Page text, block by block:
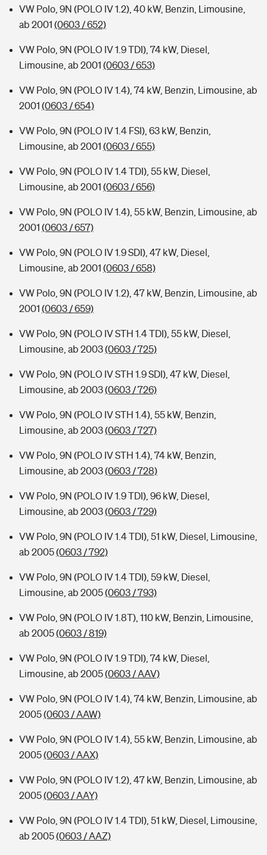
VW Polo, 9N (POLO IV 1.2), 40 kW, Benzin, Limousine,
ab 2001 (0603 / 652)
VW Polo, 9N (POLO IV 1.9 TDI), 74 kW, Diesel,
Limousine, ab 2001 (0603 / 653)
VW Polo, 9N (POLO IV 1.4), 74 kW, Benzin, Limousine, ab
2001 (0603 / 654)
VW Polo, 9N (POLO IV 1.4 FSI), 63 kW, Benzin,
Limousine, ab 2001 (0603 / 655)
VW Polo, 9N (POLO IV 1.4 TDI), 55 kW, Diesel,
Limousine, ab 2001 (0603 / 656)
VW Polo, 9N (POLO IV 1.4), 55 kW, Benzin, Limousine, ab
2001 (0603 / 657)
VW Polo, 9N (POLO IV 1.9 SDI), 47 kW, Diesel,
Limousine, ab 2001 (0603 / 658)
VW Polo, 9N (POLO IV 1.2), 47 kW, Benzin, Limousine, ab
2001 (0603 / 659)
VW Polo, 9N (POLO IV STH 1.4 TDI), 55 kW, Diesel,
Limousine, ab 2003(0603 / 725)
VW Polo, 9N (POLO IV STH 1.9 SDI), 47 kW, Diesel,
Limousine, ab 2003(0603 / 726)
VW Polo, 9N (POLO IV STH 1.4), 55 kW, Benzin,
Limousine, ab 2003(0603 / 727)
VW Polo, 9N (POLO IV STH 1.4), 74 kW, Benzin,
Limousine, ab 2003(0603 / 728)
VW Polo, 9N (POLO IV 1.9 TDI), 96 kW, Diesel,
Limousine, ab 2003(0603 / 729)
VW Polo, 9N (POLO IV 1.4 TDI), 51 kW, Diesel, Limousine,
ab 2005(0603 / 792)
VW Polo, 9N (POLO IV 1.4 TDI), 59 kW, Diesel,
Limousine, ab 2005(0603 / 793)
VW Polo, 9N (POLO IV 1.8T), 110 kW, Benzin, Limousine,
ab 2005(0603 / 819)
VW Polo, 9N (POLO IV 1.9 TDI), 74 kW, Diesel,
Limousine, ab 2005(0603 / AAV)
VW Polo, 9N (POLO IV 1.4), 74 kW, Benzin, Limousine, ab
2005(0603 / AAW)
VW Polo, 9N (POLO IV 1.4), 55 kW, Benzin, Limousine, ab
2005(0603 / AAX)
VW Polo, 9N (POLO IV 1.2), 47 kW, Benzin, Limousine, ab
2005(0603 / AAY)
VW Polo, 9N (POLO IV 1.4 TDI), 51 kW, Diesel, Limousine,
ab 2005(0603 / AAZ)